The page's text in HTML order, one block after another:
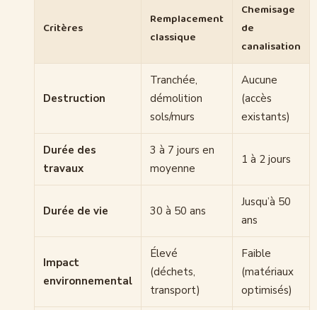
Critères
Remplacement
classique
Chemisage
de
canalisation
Destruction
Tranchée,
démolition
sols/murs
Aucune
(accès
existants)
Durée des
travaux
3 à 7 jours en
moyenne
1 à 2 jours
Durée de vie 30 à 50 ans
Jusqu’à 50
ans
Impact
environnemental
Élevé
(déchets,
transport)
Faible
(matériaux
optimisés)